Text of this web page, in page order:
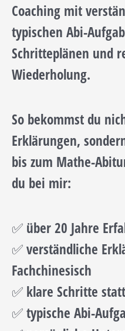
Coaching mit
typischen Abi-
Schritteplänen und
Wiederholung.
So bekommst du
Erklärungen,
bis zum Mathe-
du bei mir:
✅ über 20 Jahre
✅ verständliche
Fachchinesisch
✅ klare Schritte
✅ typische Abi-